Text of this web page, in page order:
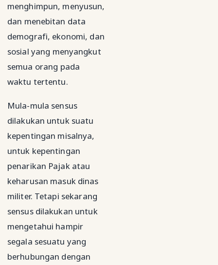
menghimpun, menyusun,
dan menebitan data
demografi, ekonomi, dan
sosial yang menyangkut
semua orang pada
waktu tertentu.
Mula-mula sensus
dilakukan untuk suatu
kepentingan misalnya,
untuk kepentingan
penarikan Pajak atau
keharusan masuk dinas
militer. Tetapi sekarang
sensus dilakukan untuk
mengetahui hampir
segala sesuatu yang
berhubungan dengan